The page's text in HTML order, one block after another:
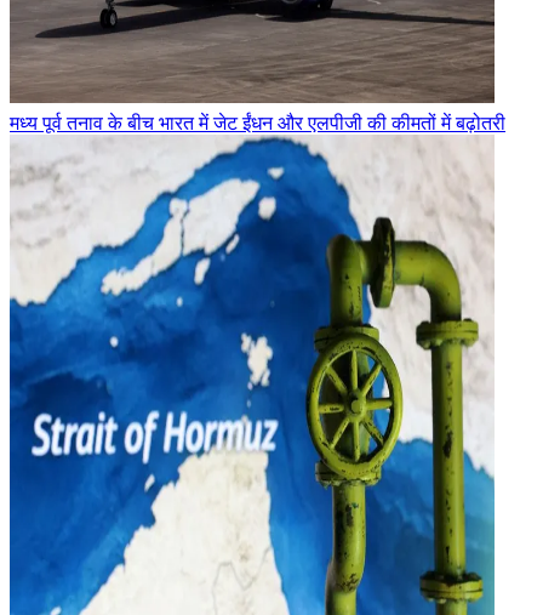
मध्य पूर्व तनाव के बीच भारत में जेट ईंधन और एलपीजी की कीमतों में बढ़ोतरी